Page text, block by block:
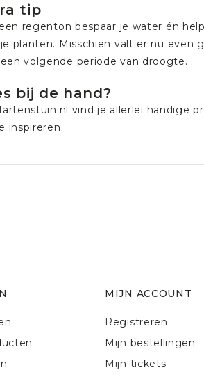
tip
regenton bespaar je water én
planten. Misschien valt er nu even
volgende periode van droogte.
bij de hand?
vind je allerlei handige
inspireren.
MIJN ACCOUNT
Registreren
Mijn bestellingen
Mijn tickets